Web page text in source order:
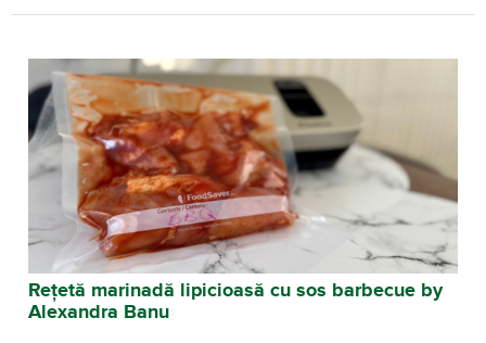
Retete marinade
Rețetă marinadă lipicioasă cu sos barbecue by
Alexandra Banu